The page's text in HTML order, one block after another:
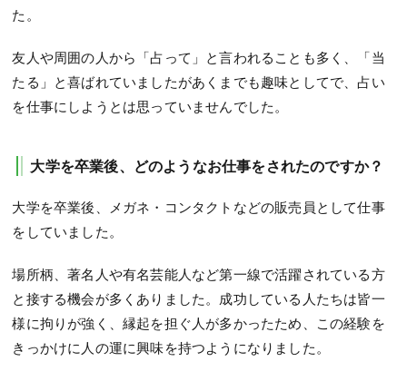
た。
友人や周囲の人から「占って」と言われることも多く、「当
たる」と喜ばれていましたがあくまでも趣味としてで、占い
を仕事にしようとは思っていませんでした。
大学を卒業後、どのようなお仕事をされたのですか？
大学を卒業後、メガネ・コンタクトなどの販売員として仕事
をしていました。
場所柄、著名人や有名芸能人など第一線で活躍されている方
と接する機会が多くありました。成功している人たちは皆一
様に拘りが強く、縁起を担ぐ人が多かったため、この経験を
きっかけに人の運に興味を持つようになりました。